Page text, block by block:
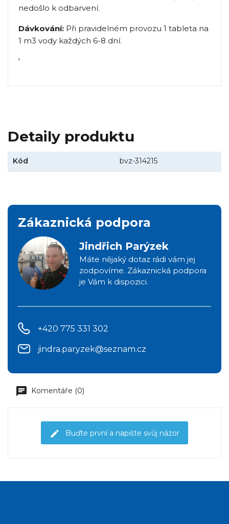
nedošlo k odbarvení.
Dávkování: Při pravidelném provozu 1 tableta na
1 m3 vody každých 6-8 dní.
'
Detaily produktu
Kód bvz-314215
Zákaznická podpora
Jindřich Parýzek
Máte nějaký dotaz rádi vám jej
zodpovíme. Zákaznická podpora
je Vám k dispozici.
+420 775 331 302
jindra.paryzek@seznam.cz
Komentáře (0)
Buďte první a napište svůj názor